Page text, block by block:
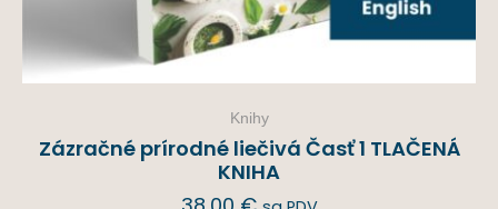
Knihy
Zázračné prírodné liečivá Časť 1 TLAČENÁ
KNIHA